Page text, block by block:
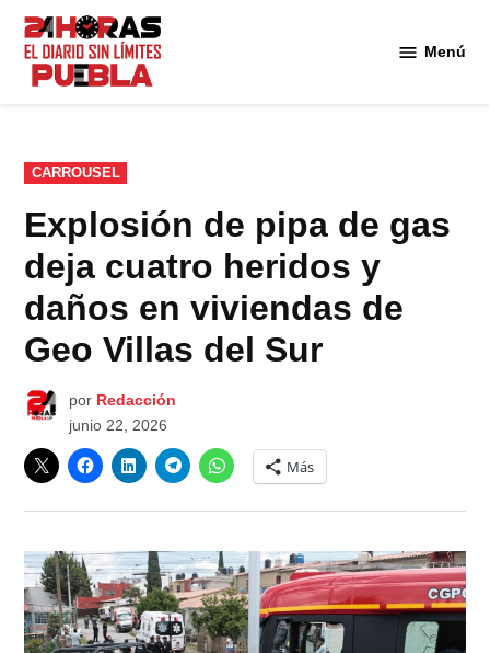
Saltar
contenido
Menú
PUBLICADO
EN
CARROUSEL
Explosión de pipa de gas
deja cuatro heridos y
daños en viviendas de
Geo Villas del Sur
por Redacción
junio 22, 2026
Más